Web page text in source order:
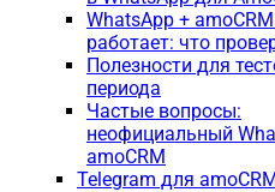
WhatsApp +
работает: что
Полезности для
периода
Частые вопросы:
неофициальный
amoCRM
Telegram для